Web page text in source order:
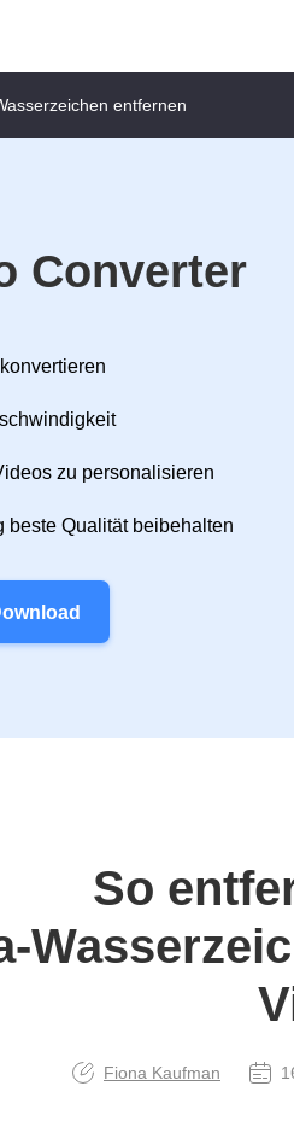
entfernen
Converter
zu personalisieren
Qualität beibehalten
So
Fiona Kaufman